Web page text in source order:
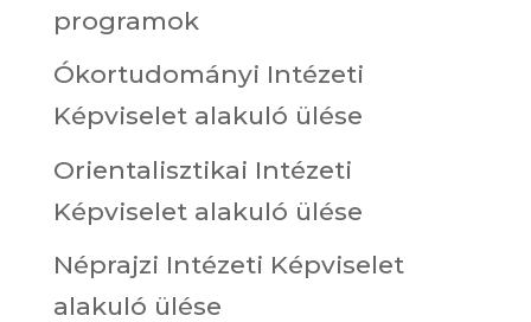
programok
Ókortudományi Intézeti
Képviselet alakuló ülése
Orientalisztikai Intézeti
Képviselet alakuló ülése
Néprajzi Intézeti Képviselet
alakuló ülése